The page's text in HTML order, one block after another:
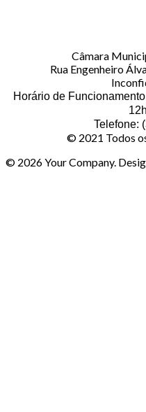
Câmara
Rua Engenheiro
Horário de
Telefone:
© 2021 Todos
© 2026 Your Company.